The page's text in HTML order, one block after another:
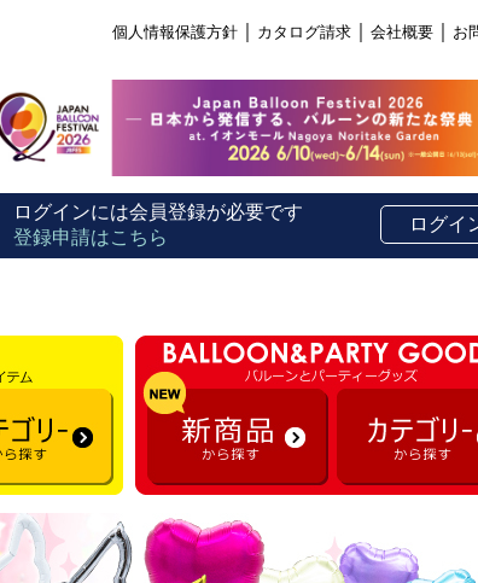
個人情報保護方針 カタログ請求 会社概要 お
ログインには会員登録が必要です
登録申請はこちら
ログイ